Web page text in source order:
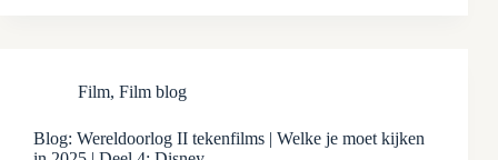
Film, Film blog
Blog: Wereldoorlog II tekenfilms | Welke je moet kijken